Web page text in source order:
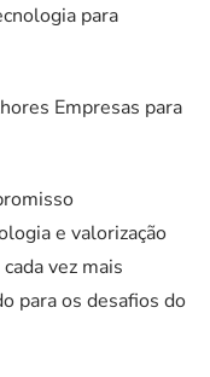
para
Empresas para
e valorização
vez mais
para os desafios do